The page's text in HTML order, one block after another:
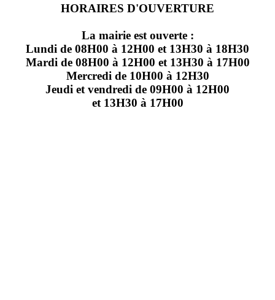
HORAIRES D'OUVERTURE
La mairie est ouverte :
Lundi de 08H00 à 12H00 et 13H30 à 18H30
Mardi de 08H00 à 12H00 et 13H30 à 17H00
Mercredi de 10H00 à 12H30
Jeudi et vendredi de 09H00 à 12H00
et 13H30 à 17H00